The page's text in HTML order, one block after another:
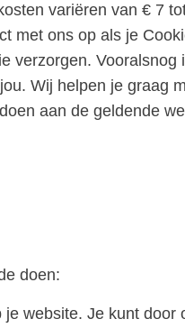
variëren van € 7
met ons op als je
verzorgen.
Wij helpen je graag
aan de geldende
doen:
website. Je kunt